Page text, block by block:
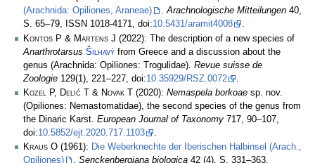
(Arachnida: Opiliones, Araneae)
.Arachnologische Mitteilungen 40,
S. 65–79, ISSN 1018-4171, doi:10.5431/aramit4008
.
Kontos P & Martens J (2022): The description of a new species of
Anarthrotarsus Šilhavý from Greece and a discussion about the
genus (Arachnida: Opiliones: Trogulidae). Revue suisse de
Zoologie 129(1), 221–227, doi:10.35929/RSZ.0072
Kozel P, Delić T & Novak T (2020): Nemaspela borkoae sp. nov.
(Opiliones: Nemastomatidae), the second species of the genus from
the Dinaric Karst. European Journal of Taxonomy 717, 90–107,
doi:10.5852/ejt.2020.717.1103
.
Kraus O (1961): Die Weberknechte der Iberischen Halbinsel (Arach.,
Opiliones)
. Senckenbergiana biologica 42 (4), S. 331–363.